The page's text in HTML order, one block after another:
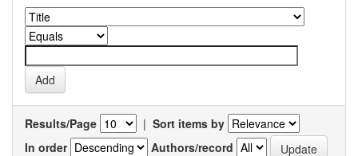
Results/Page | Sort items by
In order
Authors/record